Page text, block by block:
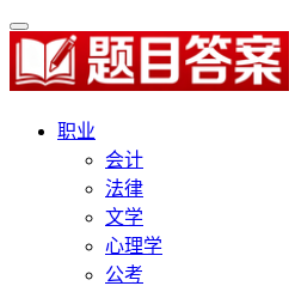
职业
会计
法律
文学
心理学
公考